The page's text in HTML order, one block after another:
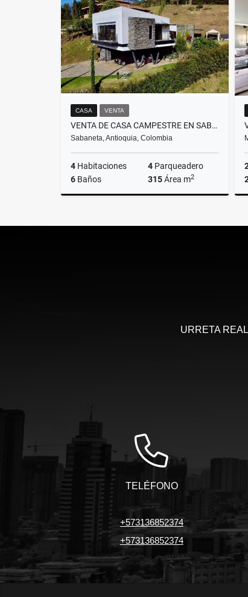
$1.600.000.000
CASA VENTA
VENTA DE CASA CAMPESTRE EN SABANETA VEREDA LAS LOMITAS
Sabaneta, Antioquia, Colombia
4 Habitaciones 4 Parqueadero
6 Baños 315Área m2
$1.900.000.000
URRETA
TELÉFONO
+573136852374
+573136852374